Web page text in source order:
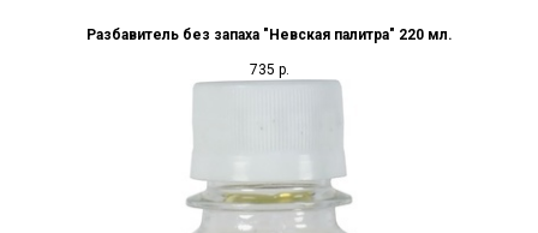
Разбавитель без запаха "Невская палитра" 220 мл.
735 р.